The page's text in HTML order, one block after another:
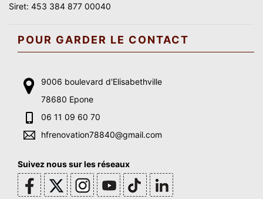
Siret: 453 384 877 00040
POUR GARDER LE CONTACT
9006 boulevard d'Elisabethville
78680 Epone
06 11 09 60 70
hfrenovation78840@gmail.com
Suivez nous sur les réseaux